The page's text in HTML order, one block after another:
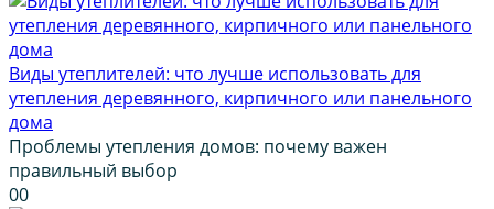
Виды утеплителей: что лучше использовать для
утепления деревянного, кирпичного или панельного
дома
Проблемы утепления домов: почему важен
правильный выбор
00